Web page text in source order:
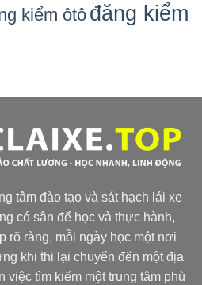
kiểm ôtô đăng kiểm
tâm đào tạo và sát hạch lái xe
có sân để học và thực hành,
rõ ràng, mỗi ngày học một nơi
khi thi lại chuyển đến một địa
tìm kiếm một trung tâm phù